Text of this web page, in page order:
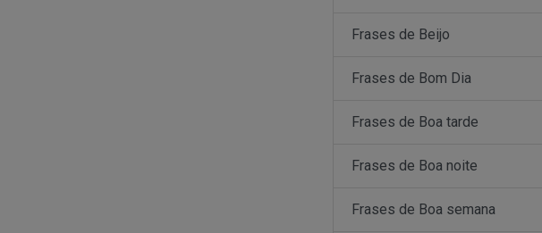
Frases de Beijo
Frases de Bom Dia
Frases de Boa tarde
Frases de Boa noite
Frases de Boa semana